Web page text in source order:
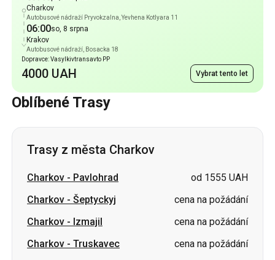
Charkov
Autobusové nádraží Pryvokzalna, Yevhena Kotlyara 11
06:00so, 8 srpna
Krakov
Autobusové nádraží, Bosacka 18
Dopravce: Vasylkivtransavto PP
4000 UAH Vybrat tento let
Oblíbené Trasy
Trasy z města Charkov
Charkov - Pavlohrad
od 1555 UAH
Charkov - Šeptyckyj
cena na požádání
Charkov - Izmajil
cena na požádání
Charkov - Truskavec
cena na požádání